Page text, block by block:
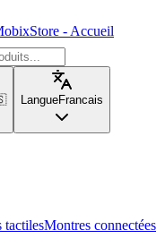
- Accueil
LangueFrancais
tactilesMontres connectées